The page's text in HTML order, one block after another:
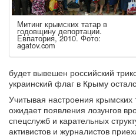
Митинг крымских татар в
годовщину депортации.
Евпатория, 2010. Фото:
agatov.com
будет вывешен российский
украинский флаг в Крыму
Учитывая настроения
ожидает появления лозунгов
спецслужб и карательных
активистов и журналистов